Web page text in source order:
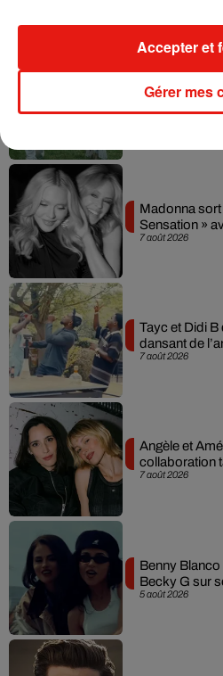
Musique
Julien Lieb
7 août 2026
Madonna
Sensation »
7 août 2026
Tayc et Didi B
dansant de
7 août 2026
Angèle et
collaboration
5 août 2026
Benny
Becky G sur
Gérer mes
Accepter et